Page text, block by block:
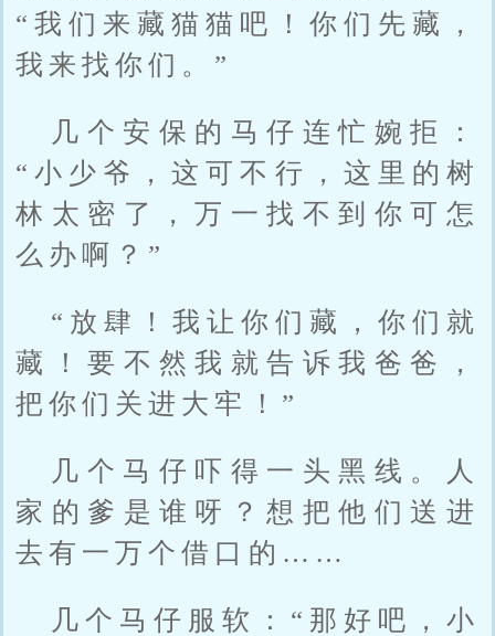
“我们来藏猫猫吧！你们先藏，
我来找你们。”
几个安保的马仔连忙婉拒：
“小少爷，这可不行，这里的树
林太密了，万一找不到你可怎
么办啊？”
“放肆！我让你们藏，你们就
藏！要不然我就告诉我爸爸，
把你们关进大牢！”
几个马仔吓得一头黑线。人
家的爹是谁呀？想把他们送进
去有一万个借口的……
几个马仔服软：“那好吧，小